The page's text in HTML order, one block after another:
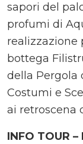
sapori del
profumi di
realizzazione
bottega
della Pergola
Costumi e
ai retroscena
INFO TOUR